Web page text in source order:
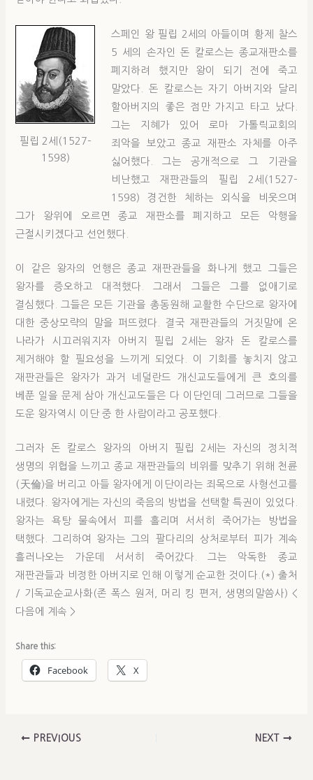
필립 2세(1527–
1598)
스페인 왕 필립 2세의 아들이며 황제 찰스
5 세의 손자인 돈 칼로스는 종교재판소를
폐지하려 했지만 왕이 되기 전에 죽고
말았다. 돈 칼로스는 자기 아버지와 달리
할아버지의 좋은 점만 가지고 타고 났다.
그는 지혜가 있어 로마 가톨릭교회의
죄악을 보았고 종교 재판소 자체를 아주
싫어했다. 그는 공개적으로 그 기관을
비난했고 재판관들의 필립 2세(1527–
1598) 경건한 체하는 외식을 비웃으며
그가 왕위에 오르면 종교 재판소를 폐지하고 모든 악행을
근절시키겠다고 선언했다.
이 같은 왕자의 언행은 종교 재판관들을 화나게 했고 그들은
왕자를 증오하고 대적했다. 그래서 그들은 그를 없애기로
결심했다. 그들은 모든 기관을 총동원해 교활한 수단으로 왕자에
대한 중상모략의 말을 퍼뜨렸다. 결국 재판관들의 거짓말에 온
나라가 시끄러워지자 아버지 필립 2세는 왕자 돈 칼로스를
제거해야 할 필요성을 느끼게 되었다. 이 기회를 놓치지 않고
재판관들은 왕자가 과거 네덜란드 개신교도들에게 큰 호의를
베푼 일을 문제 삼아 개신교도들은 다 이단인데 그러므로 그들을
도운 왕자역시 이단 중 한 사람이라고 공포했다.
그러자 돈 칼로스 왕자의 아버지 필립 2세는 자신의 정치적
생명의 위협을 느끼고 종교 재판관들의 비위를 맞추기 위해 천륜
(天倫)을 버리고 아들 왕자에게 이단이라는 죄목으로 사형선고를
내렸다. 왕자에게는 자신의 죽음의 방법을 선택할 특권이 있었다.
왕자는 욕탕 물속에서 피를 홀리며 서서히 죽어가는 방법을
택했다. 그리하여 왕자는 그의 팔다리의 상처로부터 피가 계속
흘러나오는 가운데 서서히 죽어갔다. 그는 악독한 종교
재판관들과 비정한 아버지로 인해 이렇게 순교한 것이다.(*) 출처
/ 기독교순교사화(존 폭스 원저, 머리 킹 편저, 생명의말씀사) <
다음에 계속 >
Share this:
Facebook X
PREVIOUS NEXT